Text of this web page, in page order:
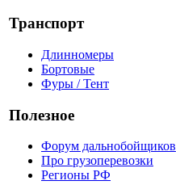
Транспорт
Длинномеры
Бортовые
Фуры / Тент
Полезное
Форум дальнобойщиков
Про грузоперевозки
Регионы РФ